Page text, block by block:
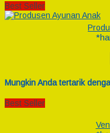
Best Seller
Mungkin Anda tertarik
Best Seller